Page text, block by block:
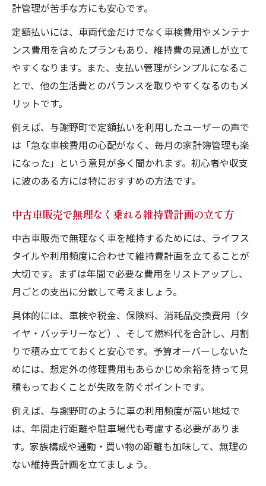
計管理が苦手な方にも安心です。
定額払いには、車両代金だけでなく車検費用やメンテナ
ンス費用を含めたプランもあり、維持費の見通しが立て
やすくなります。また、支払い管理がシンプルになるこ
とで、他の生活費とのバランスを取りやすくなるのもメ
リットです。
例えば、与謝野町で定額払いを利用したユーザーの声で
は「急な車検費用の心配がなく、毎月の家計簿管理も楽
になった」という意見が多く聞かれます。初心者や収支
に波のある方には特におすすめの方法です。
中古車販売で無理なく乗れる維持費計画の立て方
中古車販売で無理なく車を維持するためには、ライフス
タイルや利用頻度に合わせて維持費計画を立てることが
大切です。まずは年間で必要な費用をリストアップし、
月ごとの支出に分散して考えましょう。
具体的には、車検や税金、保険料、消耗品交換費用（タ
イヤ・バッテリーなど）、そして燃料代を合計し、月割
りで積み立てておくと安心です。予算オーバーしないた
めには、想定外の修理費用もあらかじめ余裕を持って見
積もっておくことが失敗を防ぐポイントです。
例えば、与謝野町のように車の利用頻度が高い地域で
は、年間走行距離や駐車場代も考慮する必要がありま
す。家族構成や通勤・買い物の距離も加味して、無理の
ない維持費計画を立てましょう。